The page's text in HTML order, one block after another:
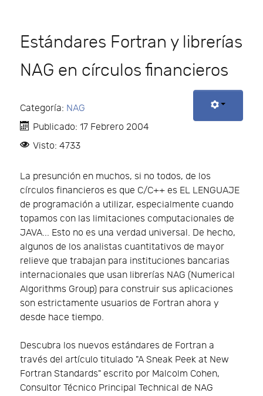
Estándares Fortran y librerías
NAG en círculos financieros
Categoría: NAG
Publicado: 17 Febrero 2004
Visto: 4733
La presunción en muchos, si no todos, de los
círculos financieros es que C/C++ es EL LENGUAJE
de programación a utilizar, especialmente cuando
topamos con las limitaciones computacionales de
JAVA... Esto no es una verdad universal. De hecho,
algunos de los analistas cuantitativos de mayor
relieve que trabajan para instituciones bancarias
internacionales que usan librerías NAG (Numerical
Algorithms Group) para construir sus aplicaciones
son estrictamente usuarios de Fortran ahora y
desde hace tiempo.
Descubra los nuevos estándares de Fortran a
través del artículo titulado "A Sneak Peek at New
Fortran Standards" escrito por Malcolm Cohen,
Consultor Técnico Principal Technical de NAG